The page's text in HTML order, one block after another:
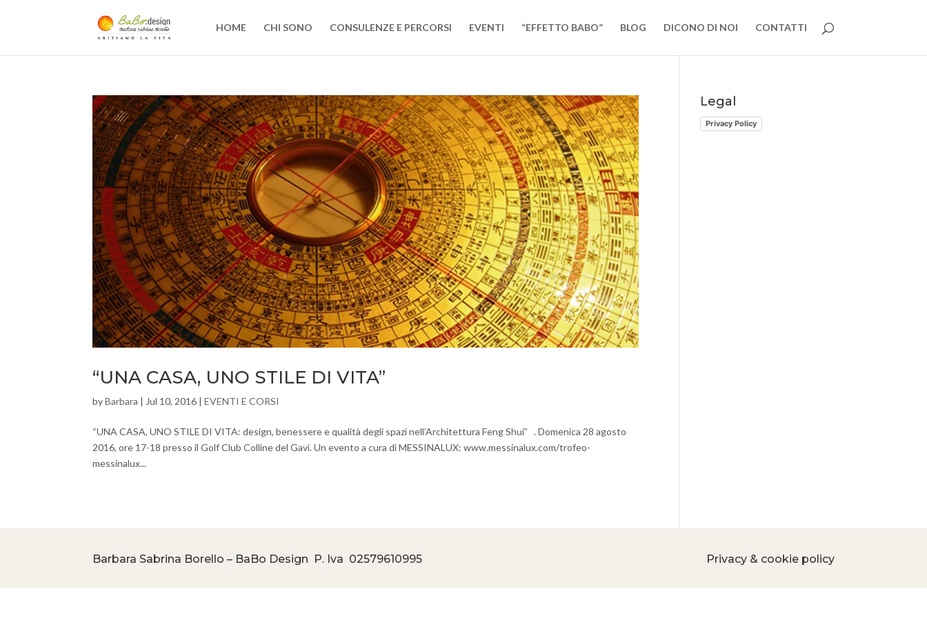
HOME CHI SONO CONSULENZE E PERCORSI EVENTI “EFFETTO BABO” BLOG DICONO DI NOI CONTATTI
“UNA CASA, UNO STILE DI VITA”
byBarbara |Jul 10, 2016 |EVENTI E CORSI
“UNA CASA, UNO STILE DI VITA: design, benessere e qualità degli spazi nell’Architettura Feng Shui” . Domenica 28 agosto
2016, ore 17-18 presso il Golf Club Colline del Gavi. Un evento a cura di MESSINALUX: www.messinalux.com/trofeo-
messinalux...
Legal
Privacy Policy
Barbara Sabrina Borello – BaBo Design P. Iva 02579610995 Privacy & cookie policy